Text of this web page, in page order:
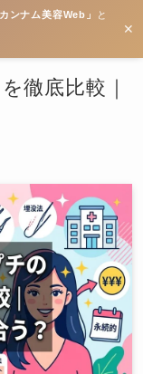
カンナム美容Web」
と
✕
徹底比較｜